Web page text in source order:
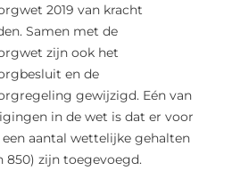
2019 van kracht
Samen met de
zijn ook het
en de
gewijzigd. Eén van
in de wet is dat er voor
aantal wettelijke gehalten
850) zijn toegevoegd.